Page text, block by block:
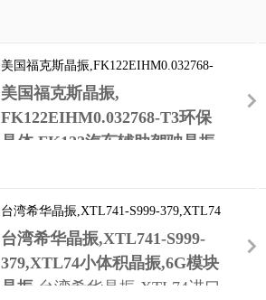
32.768KHz晶振，超小型晶
振，2012晶振，环保无铅晶
振，低损耗晶振，高精度晶
振，二脚晶振，进口晶振，微
型晶振，汽车晶振，汽车辅助
体，6G信号放大器晶振，移动
网络晶振，无源晶振，贴片晶
振，智能手表晶振，音叉晶
振，32.768KHz晶振，超小型
晶振，2012晶振，环保无铅晶
振，二脚晶振，进口晶振，美
国晶振，SMD晶振，无源晶
振，医疗手表晶振，移动通讯
晶振，微型晶振，汽车晶振，
汽车辅助驾驶晶振，中控系统
美国福克斯晶振,FK122EIHM0.032768-
T3环保晶体,FK122汽车辅助驾驶晶振
美国福克斯晶振,
FK122EIHM0.032768-T3环保
晶体 ,FK122汽车辅助驾驶 晶振
晶振
公司，通过创造尖端产品，提
高石英晶振的精度性能，可靠
性与准确性。环保无铅晶振，
低损耗晶振，高精度晶振，二
台湾希华晶振,XTL741-S999-379,XTL74
小体积晶振,6G模块晶振
台湾希华晶振,XTL741-S999-
379,XTL74小体积晶振,6G模块
晶振 ,台湾希华晶振,XTL74进口